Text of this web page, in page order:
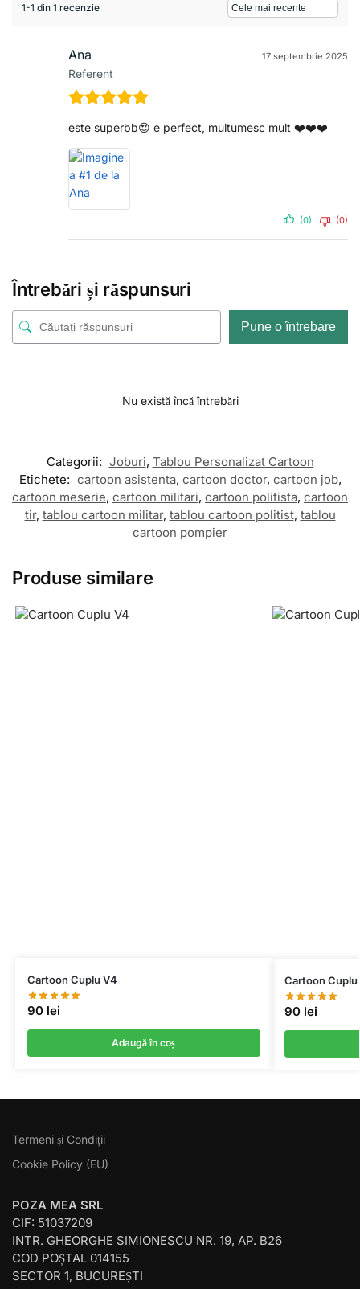
1-1 din 1 recenzie
Ana
Referent
17 septembrie 2025
este superbb😍 e perfect, multumesc mult ❤️❤️❤️
(0) (0)
Întrebări și răspunsuri
Pune o întrebare
Nu există încă întrebări
Categorii: Joburi, Tablou Personalizat Cartoon
Etichete: cartoon asistenta, cartoon doctor, cartoon job,
cartoon meserie, cartoon militari, cartoon politista, cartoon
tir, tablou cartoon militar, tablou cartoon politist, tablou
cartoon pompier
Produse similare
Cartoon Cuplu V4
90 lei
Adaugă în coș
Cartoon Cuplu
90 lei
Termeni și Condiții
Cookie Policy (EU)
POZA MEA SRL
CIF: 51037209
INTR. GHEORGHE SIMIONESCU NR. 19, AP. B26
COD POȘTAL 014155
SECTOR 1, BUCUREȘTI